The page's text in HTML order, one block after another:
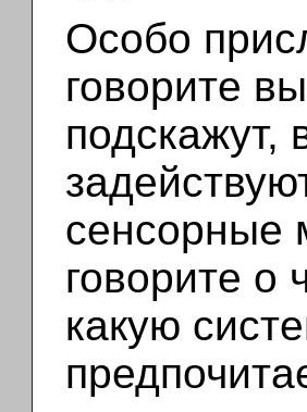
Особо
говорите
подскажут,
сенсорные
говорите о
какую